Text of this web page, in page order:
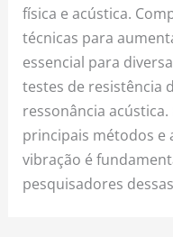
física e acústica.
técnicas para
essencial para
testes de resistência
ressonância
principais métodos e
vibração é
pesquisadores